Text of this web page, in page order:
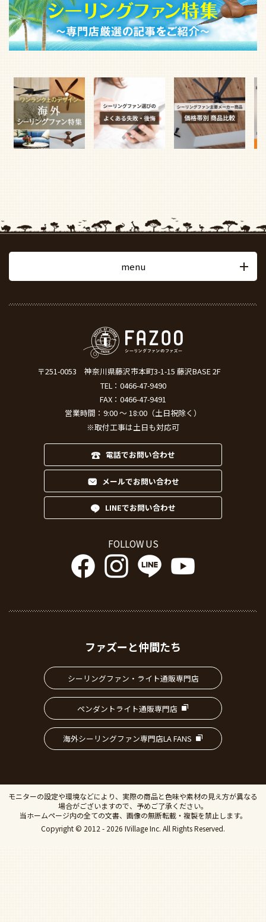
menu
〒251-0053
神奈川県藤沢市本町3-1-15 藤沢BASE 2F
TEL： 0466-47-9490
FAX：0466-47-9491
営業時間：9:00 ～ 18:00（土日祝除く）
※取付工事は土日も対応可
電話でお問い合わせ
メールでお問い合わせ
LINEでお問い合わせ
FOLLOW US
ファズーと仲間たち
シーリングファン・ライト通販専門店
ペンダントライト通販専門店
海外シーリングファン専門店LA FANS
モニターの設定や環境などにより、実際の商品と色味や素材の見え方が異なる
場合がございますので、予めご了承ください。
当ホームページ内の全ての文書、画像の無断転載・複製を禁止します。
Copyright © 2012 - 2026 IVillage Inc. All Rights Reserved.